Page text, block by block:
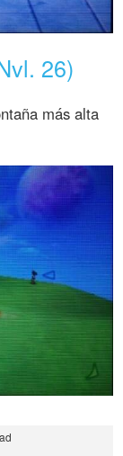
26)
más alta